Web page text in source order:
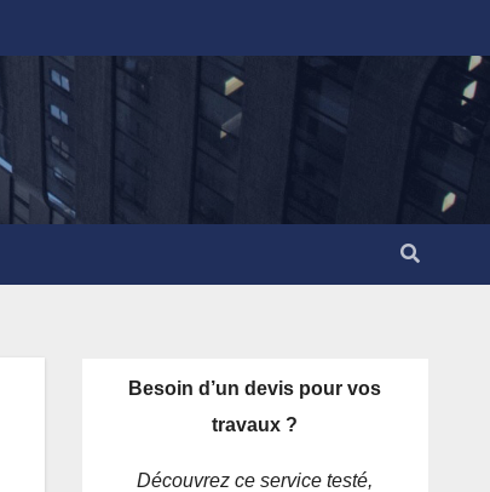
Besoin d’un devis pour vos
travaux ?
Découvrez ce service testé,